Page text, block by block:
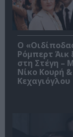
O
Ρόμπερτ Άικ
στη Στέγη –
Νίκο Κουρή
Κεχαγιόγλου